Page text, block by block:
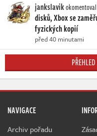
jankslavikokomentoval
disků, Xbox se
fyzických kopií
před 40 minutami
NAVIGACE
Archiv pořadu